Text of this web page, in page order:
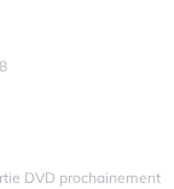
DVD prochainement